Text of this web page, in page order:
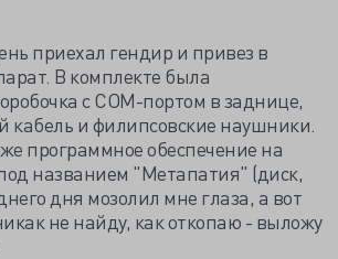
приехал гендир и привез в
В комплекте была
с COM-портом в заднице,
кабель и филипсовские наушники.
программное обеспечение на
названием "Метапатия" (диск,
дня мозолил мне глаза, а вот
не найду, как откопаю - выложу